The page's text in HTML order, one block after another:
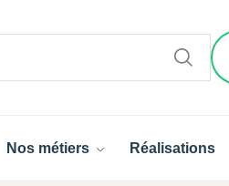
Nos métiers Réalisations